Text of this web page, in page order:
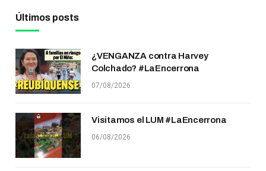
Últimos posts
¿VENGANZA contra Harvey
Colchado? #LaEncerrona
07/08/2026
Visitamos el LUM #LaEncerrona
06/08/2026